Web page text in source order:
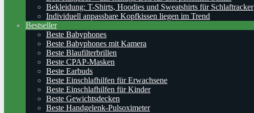
Bekleidung: T-Shirts, Hoodies und Sweatshirts für Schlaftracker
Individuell anpassbare Kopfkissen liegen im Trend
Bestseller
Beste Babyphones
Beste Babyphones mit Kamera
Beste Blaufilterbrillen
Beste CPAP-Masken
Beste Earbuds
Beste Einschlafhilfen für Erwachsene
Beste Einschlafhilfen für Kinder
Beste Gewichtsdecken
Beste Handgelenk-Pulsoximeter